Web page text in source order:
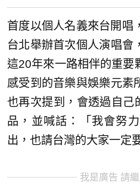
首度以個人名義來台開唱
台北舉辦首次個人演唱會
這20年來一路相伴的重要
感受到的音樂與娛樂元素
也再次提到，會透過自己
品，並喊話：「我會努
出，也請台灣的大家一定
我是廣告 請